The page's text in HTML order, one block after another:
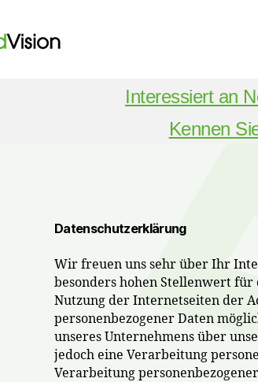
Interessiert an
Kennen
Datenschutzerklärung
Wir freuen uns sehr über Ihr
besonders hohen Stellenwert für
Nutzung der Internetseiten der
personenbezogener Daten
unseres Unternehmens über
jedoch eine Verarbeitung
Verarbeitung